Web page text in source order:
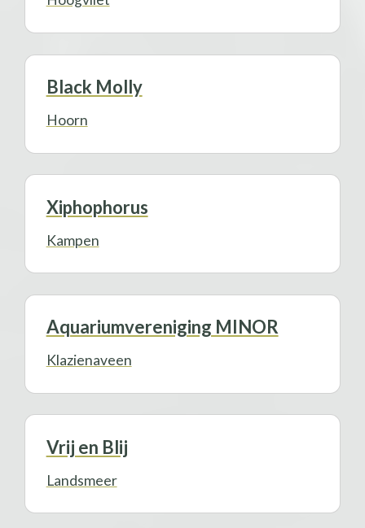
Black Molly
Hoorn
Xiphophorus
Kampen
Aquariumvereniging MINOR
Klazienaveen
Vrij en Blij
Landsmeer